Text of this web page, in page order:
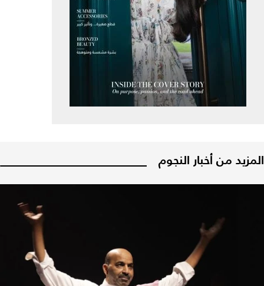
المزيد من أخبار النجوم